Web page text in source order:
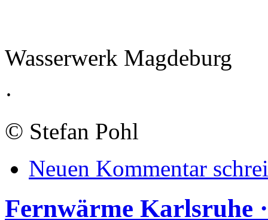
Wasserwerk Magdeburg
·
© Stefan Pohl
Neuen Kommentar
Fernwärme Karlsruhe